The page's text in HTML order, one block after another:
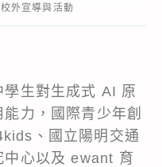
校外宣導與活動
生對生成式 AI 原
力，國際青少年創
、國立陽明交通
中心以及 ewant 育